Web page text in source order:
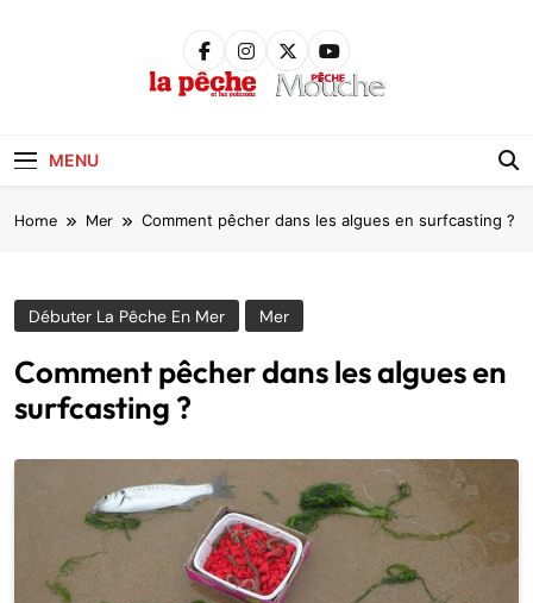
MENU
Home Mer Comment pêcher dans les algues en surfcasting ?
Débuter La Pêche En Mer Mer
Comment pêcher dans les algues en
surfcasting ?